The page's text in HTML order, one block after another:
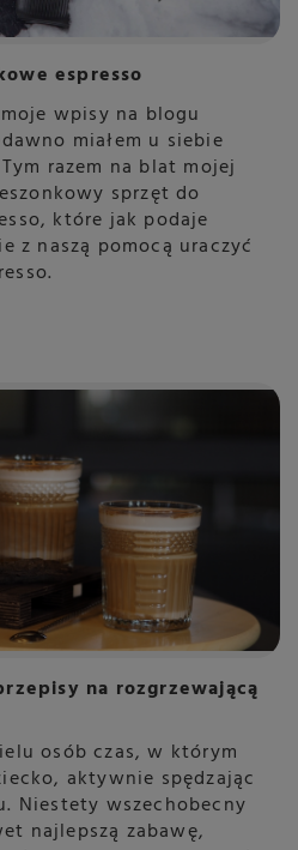
espresso
wpisy na blogu
miałem u siebie
razem na blat mojej
sprzęt do
które jak podaje
z naszą pomocą uraczyć
na rozgrzewającą
osób czas, w którym
aktywnie spędzając
Niestety wszechobecny
najlepszą zabawę,